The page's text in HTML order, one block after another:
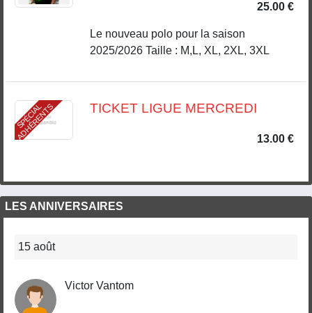
25.00 €
Le nouveau polo pour la saison
2025/2026 Taille : M,L, XL, 2XL, 3XL
S
P
É
C
I
A
L
A
D
H
É
R
E
N
T
S TICKET LIGUE MERCREDI
13.00 €
LES ANNIVERSAIRES
15 août
Victor Vantom